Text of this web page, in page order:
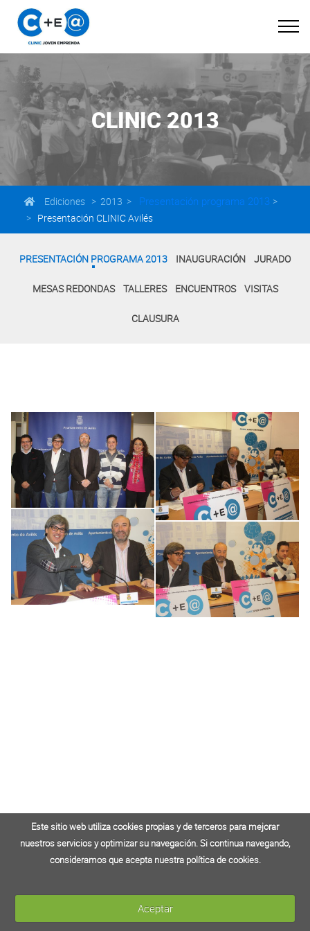
CLINIC 2013
Ediciones > 2013 > Presentación programa 2013 >
> Presentación CLINIC Avilés
PRESENTACIÓN PROGRAMA 2013 INAUGURACIÓN JURADO
MESAS REDONDAS TALLERES ENCUENTROS VISITAS
CLAUSURA
Este sitio web utiliza cookies propias y de terceros para mejorar
nuestros servicios y optimizar su navegación. Si continua navegando,
consideramos que acepta nuestra política de cookies.
Aceptar
Este sitio web utiliza cookies propias y de terceros para mejorar
nuestros servicios y optimizar su navegación. Si continua navegando,
consideramos que acepta nuestra política de cookies.
Aceptar